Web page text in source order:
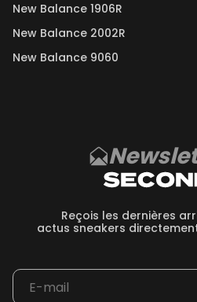
New Balance 1906R
New Balance 2002R
New Balance 9060
Reçois les dernières
actus sneakers